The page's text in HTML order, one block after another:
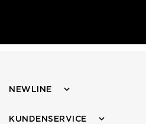
NEWLINE
KUNDENSERVICE